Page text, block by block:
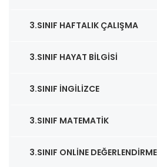
3.SINIF HAFTALIK ÇALIŞMA
3.SINIF HAYAT BILGISI
3.SINIF İNGILIZCE
3.SINIF MATEMATIK
3.SINIF ONLINE DEĞERLENDIRME